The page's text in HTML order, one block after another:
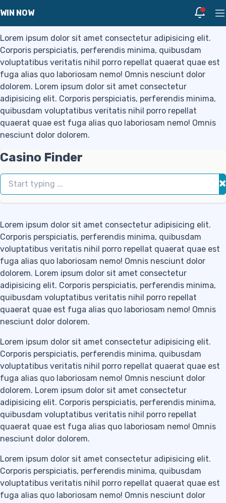
WIN NOW
Lorem ipsum dolor sit amet consectetur adipisicing elit.
Corporis perspiciatis, perferendis minima, quibusdam
voluptatibus veritatis nihil porro repellat quaerat quae est
fuga alias quo laboriosam nemo! Omnis nesciunt dolor
dolorem. Lorem ipsum dolor sit amet consectetur
adipisicing elit. Corporis perspiciatis, perferendis minima,
quibusdam voluptatibus veritatis nihil porro repellat
quaerat quae est fuga alias quo laboriosam nemo! Omnis
nesciunt dolor dolorem.
Casino Finder
×
Lorem ipsum dolor sit amet consectetur adipisicing elit.
Corporis perspiciatis, perferendis minima, quibusdam
voluptatibus veritatis nihil porro repellat quaerat quae est
fuga alias quo laboriosam nemo! Omnis nesciunt dolor
dolorem. Lorem ipsum dolor sit amet consectetur
adipisicing elit. Corporis perspiciatis, perferendis minima,
quibusdam voluptatibus veritatis nihil porro repellat
quaerat quae est fuga alias quo laboriosam nemo! Omnis
nesciunt dolor dolorem.
Lorem ipsum dolor sit amet consectetur adipisicing elit.
Corporis perspiciatis, perferendis minima, quibusdam
voluptatibus veritatis nihil porro repellat quaerat quae est
fuga alias quo laboriosam nemo! Omnis nesciunt dolor
dolorem. Lorem ipsum dolor sit amet consectetur
adipisicing elit. Corporis perspiciatis, perferendis minima,
quibusdam voluptatibus veritatis nihil porro repellat
quaerat quae est fuga alias quo laboriosam nemo! Omnis
nesciunt dolor dolorem.
Lorem ipsum dolor sit amet consectetur adipisicing elit.
Corporis perspiciatis, perferendis minima, quibusdam
voluptatibus veritatis nihil porro repellat quaerat quae est
fuga alias quo laboriosam nemo! Omnis nesciunt dolor